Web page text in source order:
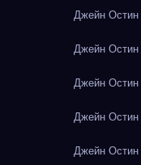
Джейн Остин
Джейн Остин
Джейн Остин
Джейн Остин
Джейн Остин